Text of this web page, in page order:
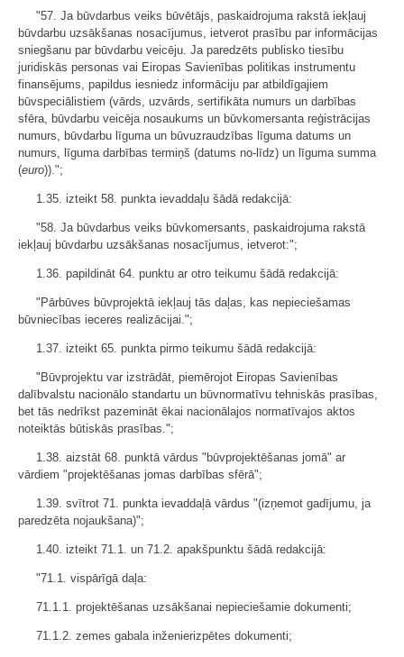
"57. Ja būvdarbus veiks būvētājs, paskaidrojuma rakstā iekļauj
būvdarbu uzsākšanas nosacījumus, ietverot prasību par informācijas
sniegšanu par būvdarbu veicēju. Ja paredzēts publisko tiesību
juridiskās personas vai Eiropas Savienības politikas instrumentu
finansējums, papildus iesniedz informāciju par atbildīgajiem
būvspeciālistiem (vārds, uzvārds, sertifikāta numurs un darbības
sfēra, būvdarbu veicēja nosaukums un būvkomersanta reģistrācijas
numurs, būvdarbu līguma un būvuzraudzības līguma datums un
numurs, līguma darbības termiņš (datums no-līdz) un līguma summa
(euro)).";
1.35. izteikt 58. punkta ievaddaļu šādā redakcijā:
"58. Ja būvdarbus veiks būvkomersants, paskaidrojuma rakstā
iekļauj būvdarbu uzsākšanas nosacījumus, ietverot:";
1.36. papildināt 64. punktu ar otro teikumu šādā redakcijā:
"Pārbūves būvprojektā iekļauj tās daļas, kas nepieciešamas
būvniecības ieceres realizācijai.";
1.37. izteikt 65. punkta pirmo teikumu šādā redakcijā:
"Būvprojektu var izstrādāt, piemērojot Eiropas Savienības
dalībvalstu nacionālo standartu un būvnormatīvu tehniskās prasības,
bet tās nedrīkst pazemināt ēkai nacionālajos normatīvajos aktos
noteiktās būtiskās prasības.";
1.38. aizstāt 68. punktā vārdus "būvprojektēšanas jomā" ar
vārdiem "projektēšanas jomas darbības sfērā";
1.39. svītrot 71. punkta ievaddaļā vārdus "(izņemot gadījumu, ja
paredzēta nojaukšana)";
1.40. izteikt 71.1. un 71.2. apakšpunktu šādā redakcijā:
"71.1. vispārīgā daļa:
71.1.1. projektēšanas uzsākšanai nepieciešamie dokumenti;
71.1.2. zemes gabala inženierizpētes dokumenti;